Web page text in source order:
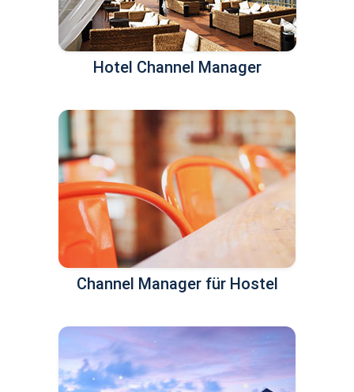
Hotel Channel Manager
Channel Manager für Hostel